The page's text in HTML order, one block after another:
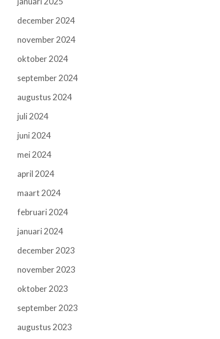
december 2024
november 2024
oktober 2024
september 2024
augustus 2024
juli 2024
juni 2024
mei 2024
april 2024
maart 2024
februari 2024
januari 2024
december 2023
november 2023
oktober 2023
september 2023
augustus 2023